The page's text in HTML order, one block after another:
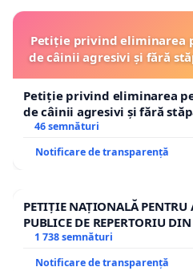
Petiție privind eliminarea
de câinii agresivi și fără
Petiție privind eliminarea
de câinii agresivi și fără
46 semnături
Notificare de transparență
PETIȚIE NAȚIONALĂ PENTRU
PUBLICE DE REPERTORIU
1 738 semnături
Notificare de transparență